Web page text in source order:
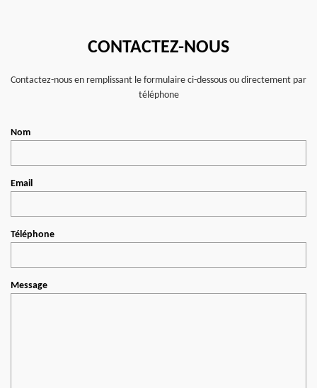
CONTACTEZ-NOUS
Contactez-nous en remplissant le formulaire ci-dessous ou directement par
téléphone
Nom
Email
Téléphone
Message